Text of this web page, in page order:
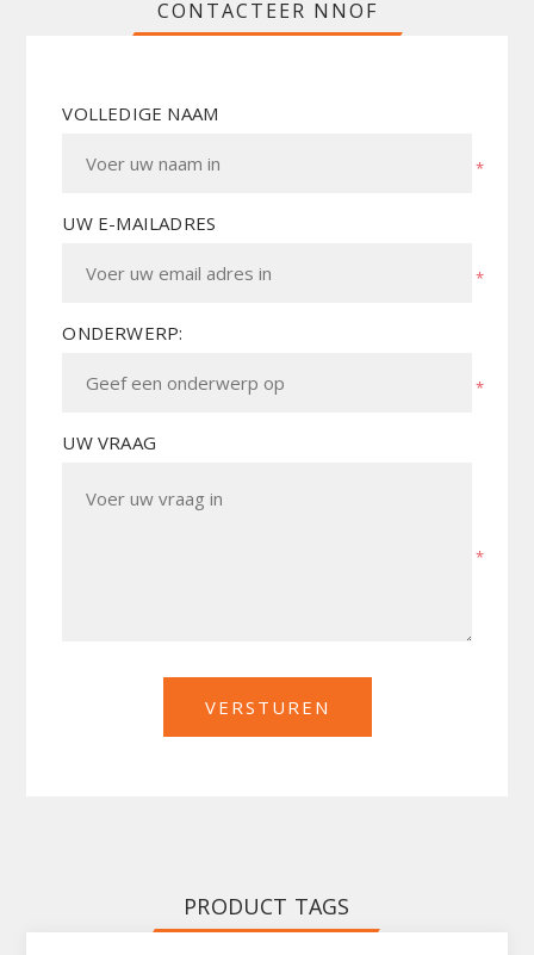
CONTACTEER NNOF
VOLLEDIGE NAAM
*
UW E-MAILADRES
*
ONDERWERP:
*
UW VRAAG
*
PRODUCT TAGS